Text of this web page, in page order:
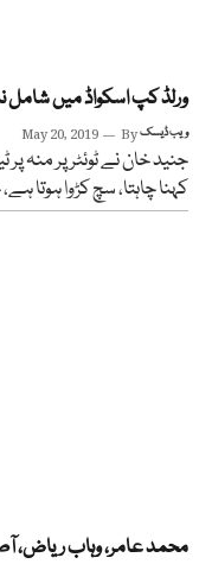
ورلڈ کپ اسکواڈ میں شامل
May 20, 2019 Byویب ڈیسک
جنید خان نے ٹوئٹر پر منہ
کہنا چاہتا، سچ کڑوا ہوتا
محمد عامر، وہاب ریاض،